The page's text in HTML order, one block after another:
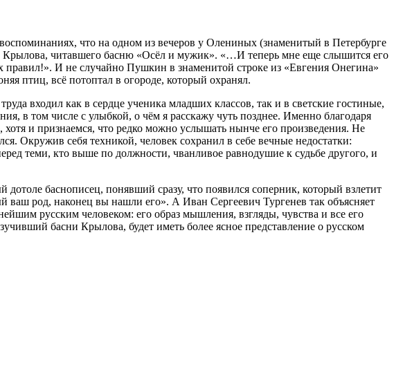
что на одном из вечеров у Олениных (знаменитый в Петербурге
Крылова, читавшего басню «Осёл и мужик». «…И теперь мне еще слышится его
И не случайно Пушкин в знаменитой строке из «Евгения Онегина»
птиц, всё потоптал в огороде, который охранял.
входил как в сердце ученика младших классов, так и в светские гостиные,
в том числе с улыбкой, о чём я расскажу чуть позднее. Именно благодаря
и признаемся, что редко можно услышать нынче его произведения. Не
Окружив себя техникой, человек сохранил в себе вечные недостатки:
теми, кто выше по должности, чванливое равнодушие к судьбе другого, и
баснописец, понявший сразу, что появился соперник, который взлетит
род, наконец вы нашли его». А Иван Сергеевич Тургенев так объясняет
русским человеком: его образ мышления, взгляды, чувства и все его
басни Крылова, будет иметь более ясное представление о русском